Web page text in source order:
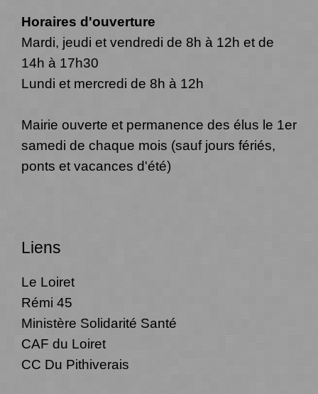
Horaires d'ouverture
Mardi, jeudi et vendredi de 8h à 12h et de
14h à 17h30
Lundi et mercredi de 8h à 12h
Mairie ouverte et permanence des élus le 1er
samedi de chaque mois (sauf jours fériés,
ponts et vacances d'été)
Liens
Le Loiret
Rémi 45
Ministère Solidarité Santé
CAF du Loiret
CC Du Pithiverais